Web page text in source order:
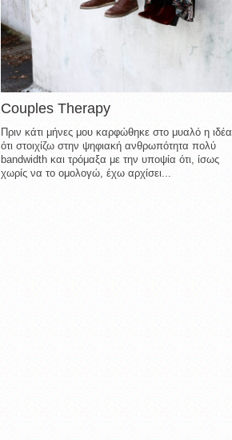
Couples Therapy
Πριν κάτι μήνες μου καρφώθηκε στο μυαλό η ιδέα
ότι στοιχίζω στην ψηφιακή ανθρωπότητα πολύ
bandwidth και τρόμαξα με την υποψία ότι, ίσως
χωρίς να το ομολογώ, έχω αρχίσει...